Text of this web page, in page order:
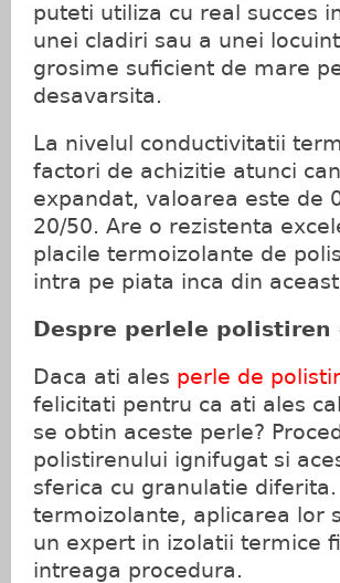
puteti utiliza cu real succes
unei cladiri sau a unei
grosime suficient de mare
desavarsita.
La nivelul conductivitatii
factori de achizitie atunci
expandat, valoarea este de
20/50. Are o rezistenta
placile termoizolante de
intra pe piata inca din
Despre perlele
Daca ati ales perle de
felicitati pentru ca ati ales
se obtin aceste perle?
polistirenului ignifugat si
sferica cu granulatie
termoizolante, aplicarea lor
un expert in izolatii termice
intreaga procedura.